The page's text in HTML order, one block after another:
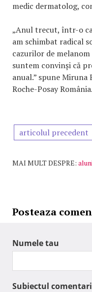
medic dermatolog,
„Anul trecut, într-o
am schimbat radical
cazurilor de
suntem convinși că
anual.” spune Miruna
Roche-Posay România.
articolul precedent
MAI MULT DESPRE:
Posteaza
Numele tau
Subiectul